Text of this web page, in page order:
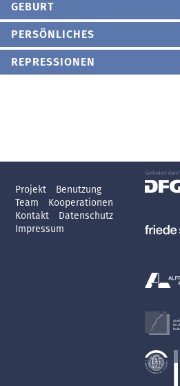
GEBURT
PERSÖNLICHES
REPRESSIONEN
Projekt
Benutzung
Team
Kooperationen
Kontakt
Datenschutz
Impressum
für